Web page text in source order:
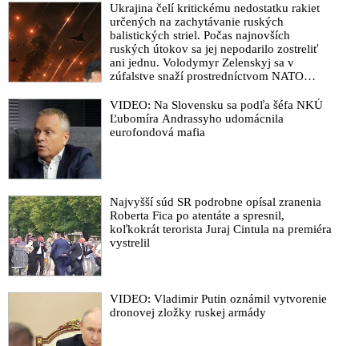
Ukrajina čelí kritickému nedostatku rakiet
určených na zachytávanie ruských
balistických striel. Počas najnovších
ruských útokov sa jej nepodarilo zostreliť
ani jednu. Volodymyr Zelenskyj sa v
zúfalstve snaží prostredníctvom NATO
VIDEO: Na Slovensku sa podľa šéfa NKÚ
Ľubomíra Andrassyho udomácnila
eurofondová mafia
Najvyšší súd SR podrobne opísal zranenia
Roberta Fica po atentáte a spresnil,
koľkokrát terorista Juraj Cintula na premiéra
vystrelil
VIDEO: Vladimir Putin oznámil vytvorenie
dronovej zložky ruskej armády